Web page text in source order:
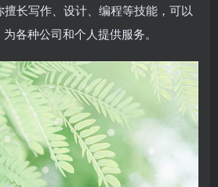
长写作、设计、编程等技能，可以
各种公司和个人提供服务。